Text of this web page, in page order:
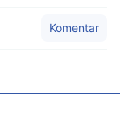
Komentar